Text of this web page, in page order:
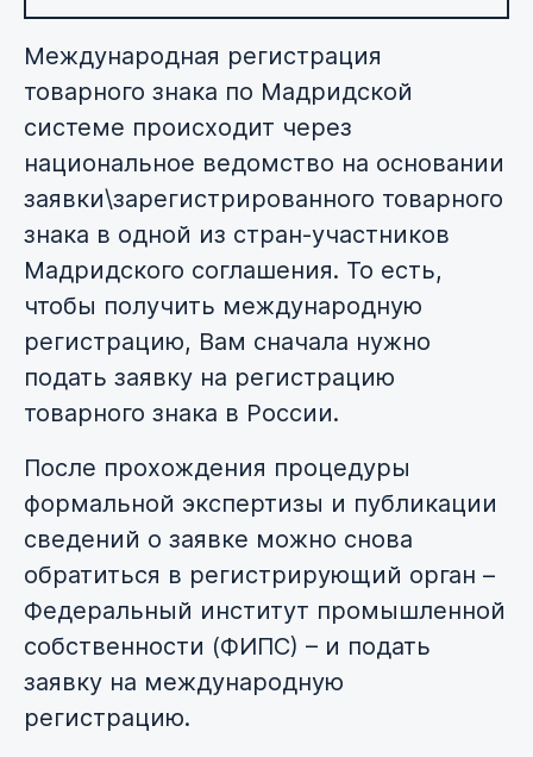
Международная регистрация
товарного знака по Мадридской
системе происходит через
национальное ведомство на основании
заявки\зарегистрированного товарного
знака в одной из стран-участников
Мадридского соглашения. То есть,
чтобы получить международную
регистрацию, Вам сначала нужно
подать заявку на регистрацию
товарного знака в России.
После прохождения процедуры
формальной экспертизы и публикации
сведений о заявке можно снова
обратиться в регистрирующий орган –
Федеральный институт промышленной
собственности (ФИПС) – и подать
заявку на международную
регистрацию.